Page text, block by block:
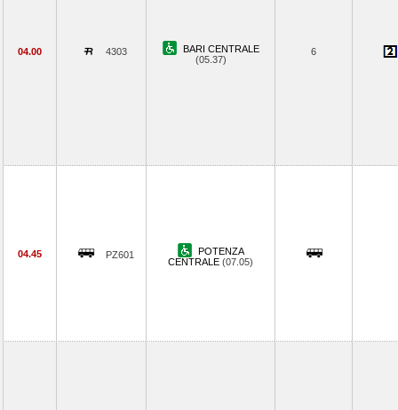
04.00 4303
BARI CENTRALE
(05.37)
6
04.45 PZ601
POTENZA
CENTRALE (07.05)